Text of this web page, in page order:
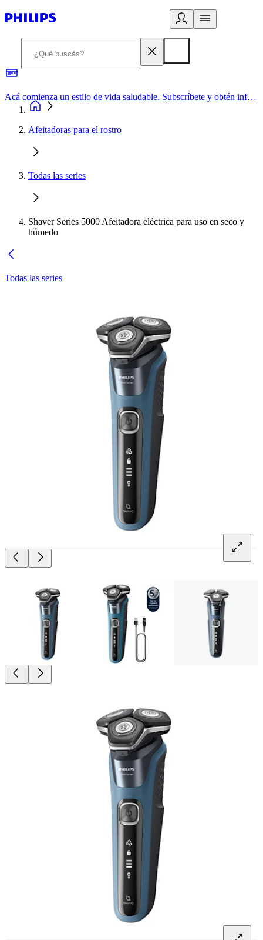
Acá comienza un estilo de vida saludable. Subscríbete y obtén información de primera mano
Afeitadoras para el rostro
Todas las series
Shaver Series 5000 Afeitadora eléctrica para uso en seco y
húmedo
Todas las series